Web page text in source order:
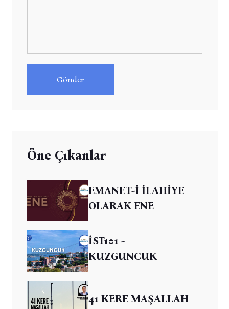
Gönder
Öne Çıkanlar
EMANET-İ İLAHİYE
OLARAK ENE
İST101 -
KUZGUNCUK
41 KERE MAŞALLAH